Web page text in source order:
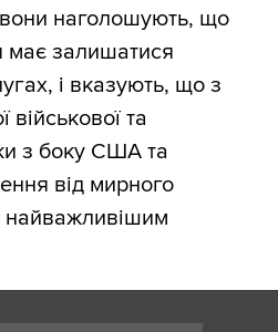
наголошують, що
залишатися
і вказують, що з
та
з боку США та
від мирного
найважливішим